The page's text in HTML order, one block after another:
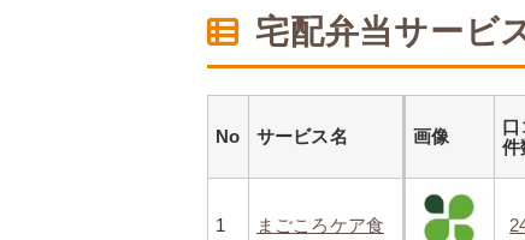
宅配弁当サービ
No サービス名 画像
口
1 まごころケア食